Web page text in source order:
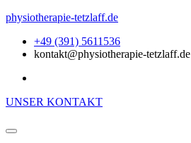
physiotherapie-tetzlaff.de
+49 (391) 5611536
kontakt@physiotherapie-tetzlaff.de
UNSER KONTAKT